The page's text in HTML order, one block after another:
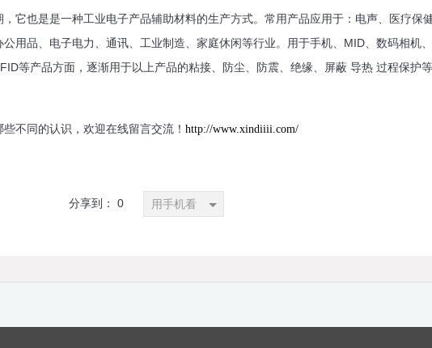
它也是是一种工业电子产品辅助材料的生产方式。常用产品应用于：电声、医疗保
用品、电子电力、通讯、工业制造、家庭休闲等行业。用于手机、MID、数码相机
等产品方面，逐渐用于以上产品的粘接、防尘、防震、绝缘、屏蔽 导热 过程保护
不同的认识，欢迎在线留言交流！ http://www.xindiiii.com/
分享到： 0 用手机看